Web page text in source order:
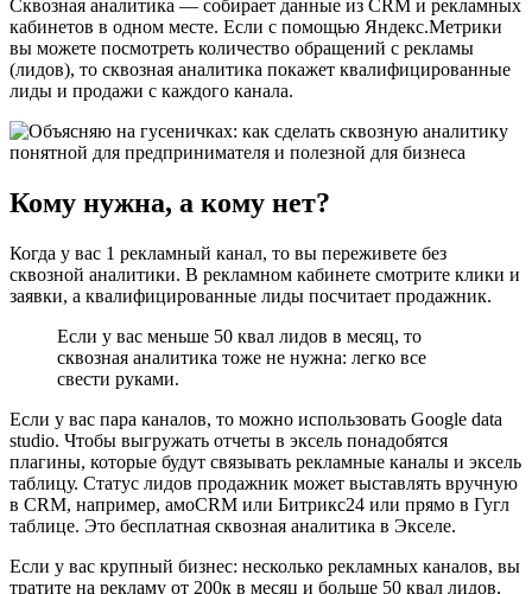
Сквозная аналитика — собирает данные из CRM и рекламных
кабинетов в одном месте. Если с помощью Яндекс.Метрики
вы можете посмотреть количество обращений с рекламы
(лидов), то сквозная аналитика покажет квалифицированные
лиды и продажи с каждого канала.
Кому нужна, а кому нет?
Когда у вас 1 рекламный канал, то вы переживете без
сквозной аналитики. В рекламном кабинете смотрите клики и
заявки, а квалифицированные лиды посчитает продажник.
Если у вас меньше 50 квал лидов в месяц, то
сквозная аналитика тоже не нужна: легко все
свести руками.
Если у вас пара каналов, то можно использовать Google data
studio. Чтобы выгружать отчеты в эксель понадобятся
плагины, которые будут связывать рекламные каналы и эксель
таблицу. Статус лидов продажник может выставлять вручную
в CRM, например, амоCRM или Битрикс24 или прямо в Гугл
таблице. Это бесплатная сквозная аналитика в Экселе.
Если у вас крупный бизнес: несколько рекламных каналов, вы
тратите на рекламу от 200к в месяц и больше 50 квал лидов,